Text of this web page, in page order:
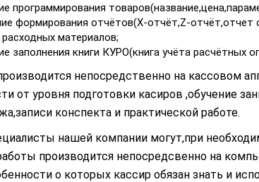
программирования
формирования отчётов(X-отчёт,Z-отчёт,отчет
материалов;
заполнения книги КУРО(книга учёта расчётных
непосредственно на кассовом
от уровня подготовки касиров ,обучение
конспекта и практической работе.
нашей компании могут,при
производится непосредсвенно на
о которых кассир обязан знать и